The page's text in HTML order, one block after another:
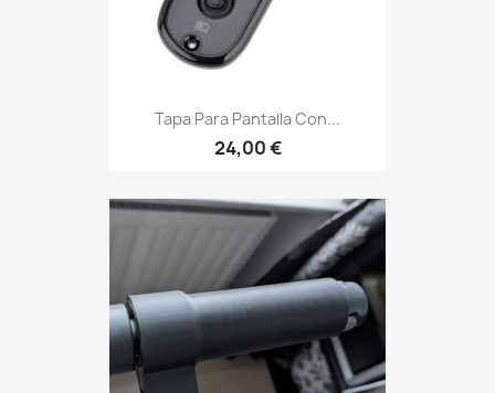
Tapa Para Pantalla Con...
24,00 €